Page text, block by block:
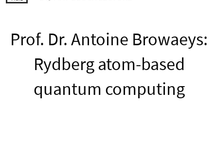
Prof. Dr. Antoine Browaeys:
Rydberg atom-based
quantum computing